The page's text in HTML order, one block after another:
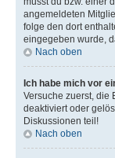
angemeldeten
folge den dort
eingegeben wurde,
Nach oben
Ich habe mich vor
Versuche zuerst, die
deaktiviert oder
Diskussionen teil!
Nach oben